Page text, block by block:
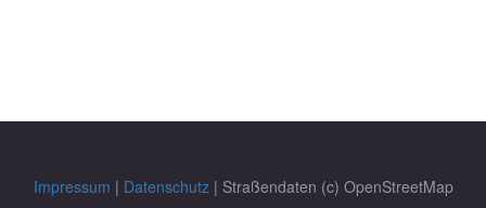
Impressum | Datenschutz| Straßendaten (c) OpenStreetMap